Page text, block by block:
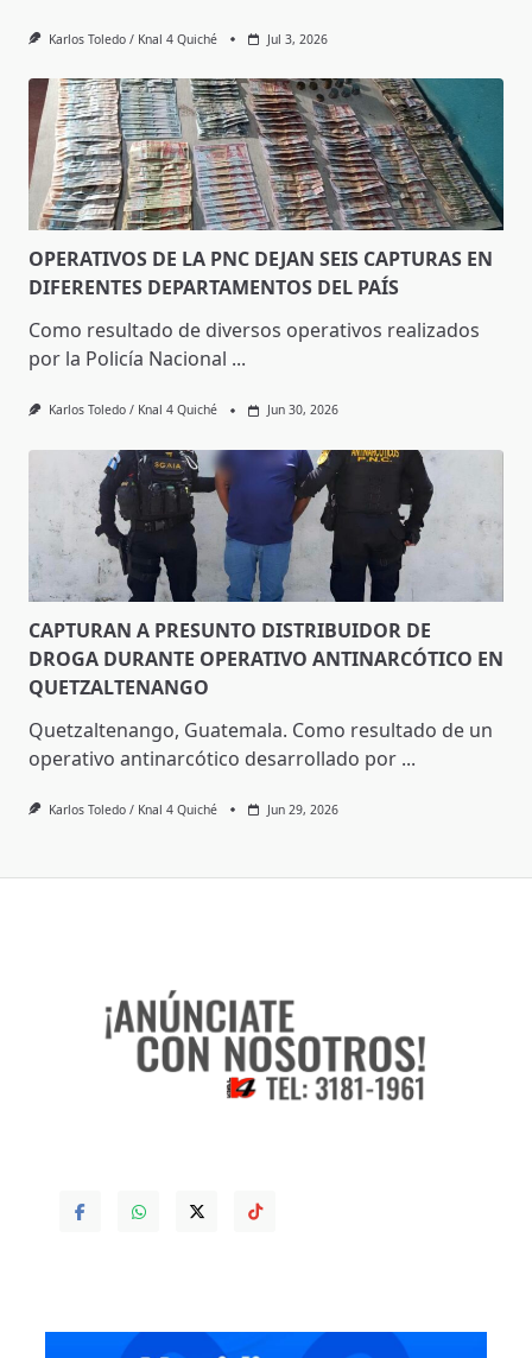
Karlos Toledo / Knal 4 Quiché Jul 3, 2026
OPERATIVOS DE LA PNC DEJAN SEIS CAPTURAS EN
DIFERENTES DEPARTAMENTOS DEL PAÍS
Como resultado de diversos operativos realizados
por la Policía Nacional ...
Karlos Toledo / Knal 4 Quiché Jun 30, 2026
CAPTURAN A PRESUNTO DISTRIBUIDOR DE
DROGA DURANTE OPERATIVO ANTINARCÓTICO EN
QUETZALTENANGO
Quetzaltenango, Guatemala. Como resultado de un
operativo antinarcótico desarrollado por ...
Karlos Toledo / Knal 4 Quiché Jun 29, 2026